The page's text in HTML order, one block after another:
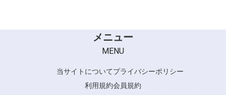
メニュー
MENU
当サイトについてプライバシーポリシー
利用規約会員規約